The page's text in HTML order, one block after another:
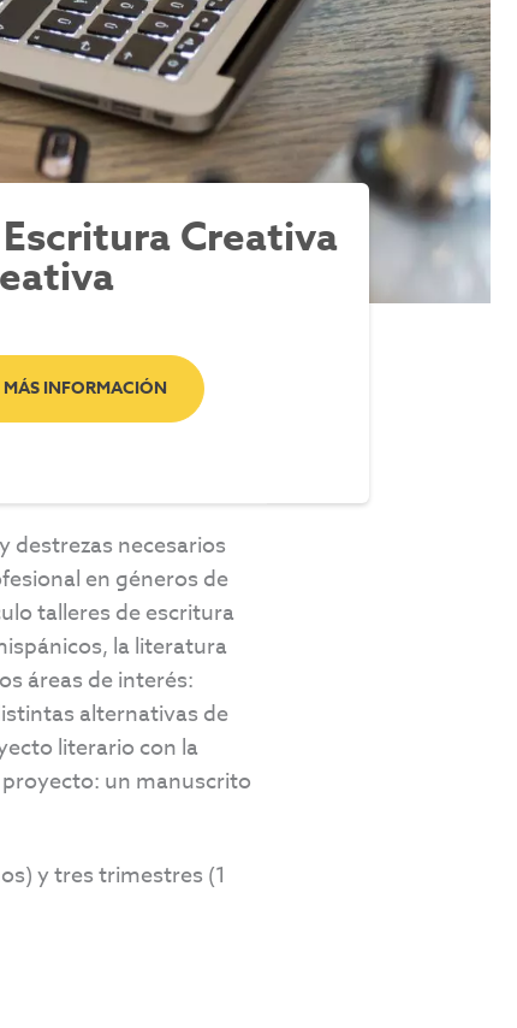
Creativa
MÁS INFORMACIÓN
destrezas necesarios
en géneros de
talleres de escritura
la literatura
áreas de interés:
alternativas de
literario con la
un manuscrito
y tres trimestres (1